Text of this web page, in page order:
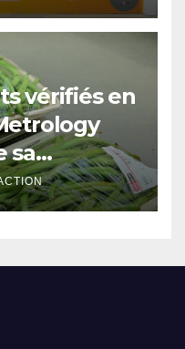
vérifiés en
sa